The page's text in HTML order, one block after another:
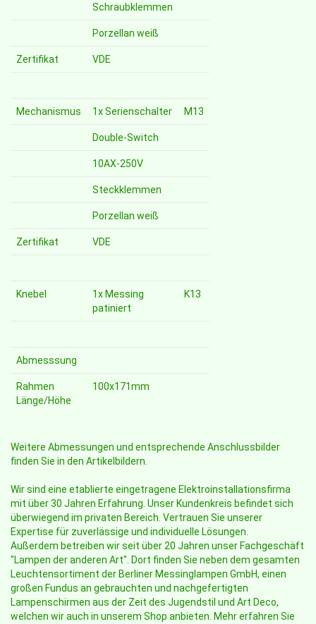
Schraubklemmen
Porzellan weiß
Zertifikat VDE
Mechanismus 1x Serienschalter M13
Double-Switch
10AX-250V
Steckklemmen
Porzellan weiß
Zertifikat VDE
Knebel
1x Messing
patiniert
K13
Abmesssung
Rahmen
Länge/Höhe
100x171mm
Weitere Abmessungen und entsprechende Anschlussbilder
finden Sie in den Artikelbildern.
Wir sind eine etablierte eingetragene Elektroinstallationsfirma
mit über 30 Jahren Erfahrung. Unser Kundenkreis befindet sich
überwiegend im privaten Bereich. Vertrauen Sie unserer
Expertise für zuverlässige und individuelle Lösungen.
Außerdem betreiben wir seit über 20 Jahren unser Fachgeschäft
"Lampen der anderen Art". Dort finden Sie neben dem gesamten
Leuchtensortiment der Berliner Messinglampen GmbH, einen
großen Fundus an gebrauchten und nachgefertigten
Lampenschirmen aus der Zeit des Jugendstil und Art Deco,
welchen wir auch in unserem Shop anbieten. Mehr erfahren Sie